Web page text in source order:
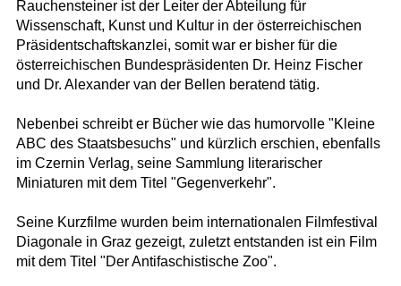
Rauchensteiner ist der Leiter der Abteilung für
Wissenschaft, Kunst und Kultur in der österreichischen
Präsidentschaftskanzlei, somit war er bisher für die
österreichischen Bundespräsidenten Dr. Heinz Fischer
und Dr. Alexander van der Bellen beratend tätig.
Nebenbei schreibt er Bücher wie das humorvolle "Kleine
ABC des Staatsbesuchs" und kürzlich erschien, ebenfalls
im Czernin Verlag, seine Sammlung literarischer
Miniaturen mit dem Titel "Gegenverkehr".
Seine Kurzfilme wurden beim internationalen Filmfestival
Diagonale in Graz gezeigt, zuletzt entstanden ist ein Film
mit dem Titel "Der Antifaschistische Zoo".